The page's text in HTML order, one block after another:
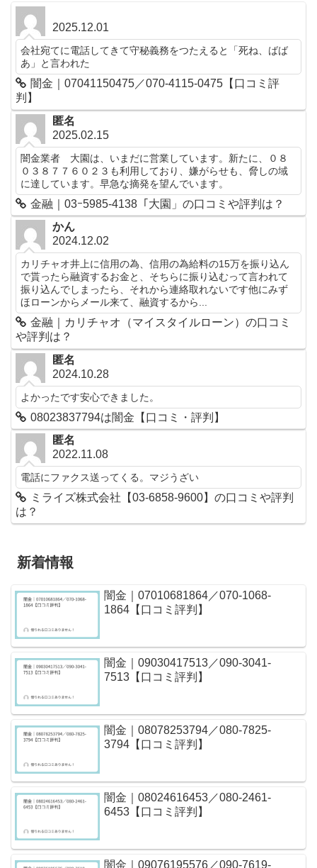
2025.12.01
会社宛てに電話してきて守秘義務をつたえると「死ね、ばば
あ」と言われた
闇金｜07041150475／070-4115-0475【口コミ評
判】
匿名
2025.02.15
闇金業者 大園は、いまだに営業しています。新たに、０８
０３８７７６０２３も利用しており、嫌がらせも、脅しの域
に達しています。早急な摘発を望んでいます。
金融｜03ｰ5985-4138「大園」の口コミや評判は？
かん
2024.12.02
カリチャオ井上に信用の為、信用の為給料の15万を振り込ん
で貰ったら融資するお金と、そちらに振り込むって言われて
振り込んでしまったら、それから連絡取れないです他にみず
ほローンからメール来て、融資するから...
金融｜カリチャオ（マイスタイルローン）の口コミ
や評判は？
匿名
2024.10.28
よかったです安心できました。
08023837794は闇金【口コミ・評判】
匿名
2022.11.08
電話にファクス送ってくる。マジうざい
ミライズ株式会社【03-6858-9600】の口コミや評判
は？
新着情報
闇金｜07010681864／070-1068-
1864【口コミ評判】
闇金｜09030417513／090-3041-
7513【口コミ評判】
闇金｜08078253794／080-7825-
3794【口コミ評判】
闇金｜08024616453／080-2461-
6453【口コミ評判】
闇金｜09076195576／090-7619-